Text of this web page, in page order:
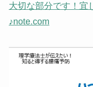
大切な部分です！宜
♪note.com